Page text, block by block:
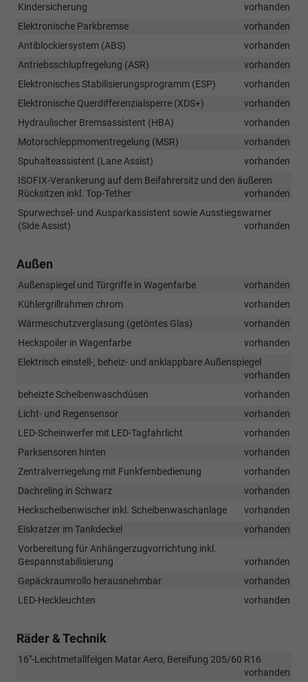
Kindersicherung
vorhanden
Elektronische Parkbremse
vorhanden
Antiblockiersystem (ABS)
vorhanden
Antriebsschlupfregelung (ASR)
vorhanden
Elektronisches Stabilisierungsprogramm (ESP)
vorhanden
Elektronische Querdifferenzialsperre (XDS+)
vorhanden
Hydraulischer Bremsassistent (HBA)
vorhanden
Motorschleppmomentregelung (MSR)
vorhanden
Spuhalteassistent (Lane Assist)
vorhanden
ISOFIX-Verankerung auf dem Beifahrersitz und den äußeren
Rücksitzen inkl. Top-Tether
vorhanden
Spurwechsel- und Ausparkassistent sowie Ausstiegswarner
(Side Assist)
vorhanden
Außen
Außenspiegel und Türgriffe in Wagenfarbe
vorhanden
Kühlergrillrahmen chrom
vorhanden
Wärmeschutzverglasung (getöntes Glas)
vorhanden
Heckspoiler in Wagenfarbe
vorhanden
Elektrisch einstell-, beheiz- und anklappbare Außenspiegel
vorhanden
beheizte Scheibenwaschdüsen
vorhanden
Licht- und Regensensor
vorhanden
LED-Scheinwerfer mit LED-Tagfahrlicht
vorhanden
Parksensoren hinten
vorhanden
Zentralverriegelung mit Funkfernbedienung
vorhanden
Dachreling in Schwarz
vorhanden
Heckscheibenwischer inkl. Scheibenwaschanlage
vorhanden
Eiskratzer im Tankdeckel
vorhanden
Vorbereitung für Anhängerzugvorrichtung inkl.
Gespannstabilisierung
vorhanden
Gepäckraumrollo herausnehmbar
vorhanden
LED-Heckleuchten
vorhanden
Räder & Technik
16"-Leichtmetallfelgen Matar Aero, Bereifung 205/60 R16
vorhanden